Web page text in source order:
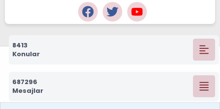
8413
Konular
687296
Mesajlar